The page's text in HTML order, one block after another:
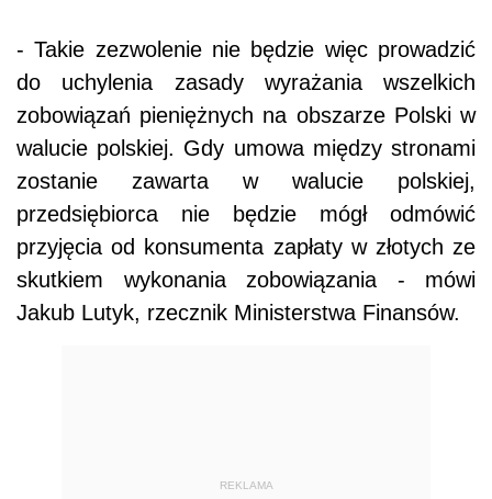
- Takie zezwolenie nie będzie więc prowadzić
do uchylenia zasady wyrażania wszelkich
zobowiązań pieniężnych na obszarze Polski w
walucie polskiej. Gdy umowa między stronami
zostanie zawarta w walucie polskiej,
przedsiębiorca nie będzie mógł odmówić
przyjęcia od konsumenta zapłaty w złotych ze
skutkiem wykonania zobowiązania - mówi
Jakub Lutyk, rzecznik Ministerstwa Finansów.
REKLAMA